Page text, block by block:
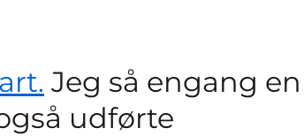
Jeg så engang en
udførte